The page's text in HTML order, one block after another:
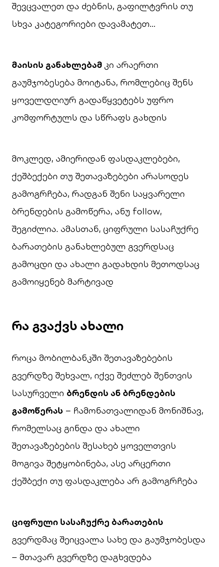
შევცვალეთ და ძებნის, გაფილტვრის თუ
სხვა კატეგორიები დავამატეთ…
მაისის განახლებამ კი არაერთი
გაუმჯობესება მოიტანა, რომლებიც შენს
ყოველდღიურ გადაწყვეტებს უფრო
კომფორტულს და სწრაფს გახდის
მოკლედ, ამიერიდან ფასდაკლებები,
ქეშბექები თუ შეთავაზებები არასოდეს
გამოგრჩება, რადგან შენი საყვარელი
ბრენდების გამოწერა, ანუ follow,
შეგიძლია. ამასთან, ციფრული სასაჩუქრე
ბარათების განახლებულ გვერდსაც
გამოცდი და ახალი გადახდის მეთოდსაც
გამოიყენებ მარტივად
რა გვაქვს ახალი
როცა მობილბანკში შეთავაზებების
გვერდზე შეხვალ, იქვე შეძლებ შენთვის
სასურველი ბრენდის ან ბრენდების
გამოწერას – ჩამონათვალიდან მონიშნავ,
რომელსაც გინდა და ახალი
შეთავაზებების შესახებ ყოველთვის
მოგივა შეტყობინება, ასე არცერთი
ქეშბექი თუ ფასდაკლება არ გამოგრჩება
ციფრული სასაჩუქრე ბარათების
გვერდმაც შეიცვალა სახე და გაუმჯობესდა
– მთავარ გვერდზე დაგხვდება